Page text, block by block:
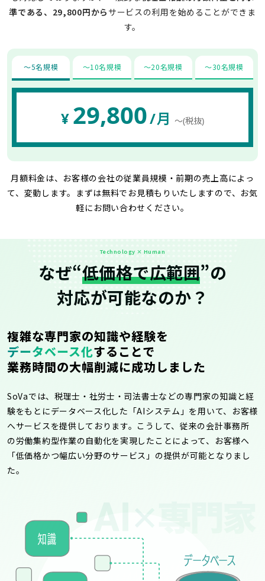
準である、29,800円から サービスの利用を始めることができま
す。
〜5名規模 〜10名規模 〜20名規模 〜30名規模
¥ 29,800/月 〜(税抜)
月額料金は、お客様の会社の従業員規模・前期の売上高によっ
て、変動します。 まずは無料でお見積もりいたしますので、お気
軽にお問い合わせください。
Technology × Human
なぜ“低価格で広範囲”の
対応が可能なのか？
複雑な専門家の知識や経験を
データベース化することで
業務時間の大幅削減に成功しました
SoVaでは、税理士・社労士・司法書士などの専門家の知識と経
験をもとにデータベース化した「AIシステム」を用いて、お客様
へサービスを提供しております。こうして、従来の会計事務所
の労働集約型作業の自動化を実現したことによって、お客様へ
「低価格かつ幅広い分野のサービス」の提供が可能となりまし
た。